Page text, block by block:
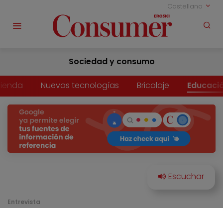
Castellano
Sociedad y consumo
Nuevas tecnologías Bricolaje
Entrevista